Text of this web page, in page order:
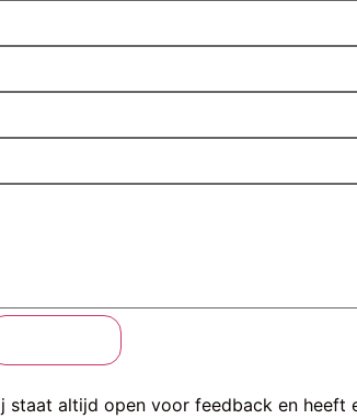
altijd open voor feedback en heeft